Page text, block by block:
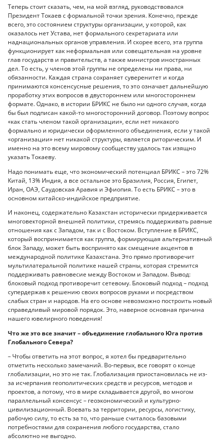
Теперь стоит сказать, чем, на мой взгляд, руководствовался
Президент Токаев с формальной точки зрения. Конечно, прежде
всего, это состоянием структуры организации, у которой, как
оказалось нет Устава, нет формального секретариата или
наднациональных органов управления. И скорее всего, эта группа
функционирует как неформальная или совещательная на уровне
глав государств и правительств, а также министров иностранных
дел. То есть, у членов этой группы не определены ни права, ни
обязанности. Каждая страна сохраняет суверенитет и когда
принимаются консенсусные решения, то это означает дальнейшую
проработку этих вопросов в двустороннем или многостороннем
формате. Однако, в истории БРИКС не было ни одного случая, когда
бы был подписан какой-то многосторонний договор. Поэтому вопрос
«как стать членом такой организации», если нет никакого
формально и юридически оформленного объединения, если у такой
«организации» нет никакой структуры, является риторическим. И
именно на это всему мировому сообществу удалось так изящно
указать Токаеву.
Надо понимать еще, что экономический потенциал БРИКС – это 72%
Китай, 13% Индия, а все остальное это Бразилия, Россия, Египет,
Иран, ОАЭ, Саудовская Аравия и Эфиопия. То есть БРИКС – это в
основном китайско-индийское предприятие.
И наконец, содержательно Казахстан исторически придерживается
многовекторной внешней политики, стремясь поддерживать равные
отношения как с Западом, так и с Востоком. Вступление в БРИКС,
который воспринимается как группа, формирующая альтернативный
блок Западу, может быть воспринято как смещение акцентов в
международной политике Казахстана. Это прямо противоречит
мультилатеральной политике нашей страны, которая стремится
поддерживать равновесие между Востоком и Западом. Вывод:
блоковый подход противоречит сетевому. Блоковый подход – подход
супердержав к решению своих вопросов руками и посредством
слабых стран и народов. На его основе невозможно построить новый
справедливый мировой порядок. Это, наверное основная причина
нашего ювелирного поведения!
Что же это все значит – объединение глобального Юга против
Глобального Севера?
– Чтобы ответить на этот вопрос, я хотел бы предварительно
отметить несколько замечаний. Во-первых, все говорят о конце
глобализации, но это не так. Глобализация приостановилась не из-
за исчерпания геополитических средств и ресурсов, методов и
проектов, а потому, что в мире складывается другой, во многом
параллельный консенсус – геоэкономический и культурно-
цивилизационный. Воевать за территории, ресурсы, логистику,
рабочую силу, то есть за то, что раньше считалось базовыми
потребностями для сохранения любого государства, стало
абсолютно не выгодно.